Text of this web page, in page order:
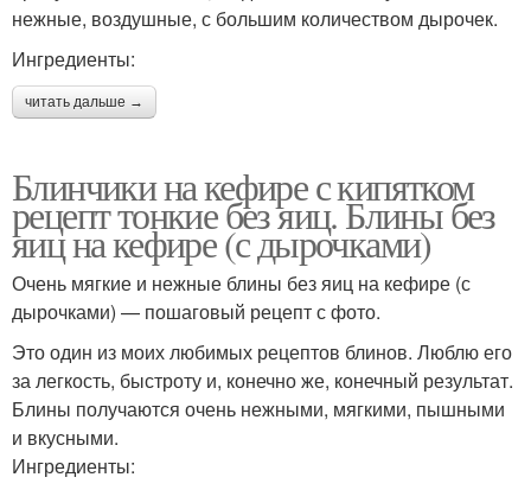
нежные, воздушные, с большим количеством дырочек.
Ингредиенты:
читать дальше →
Блинчики на кефире с кипятком
рецепт тонкие без яиц. Блины без
яиц на кефире (с дырочками)
Очень мягкие и нежные блины без яиц на кефире (с
дырочками) — пошаговый рецепт с фото.
Это один из моих любимых рецептов блинов. Люблю его
за легкость, быстроту и, конечно же, конечный результат.
Блины получаются очень нежными, мягкими, пышными
и вкусными.
Ингредиенты: